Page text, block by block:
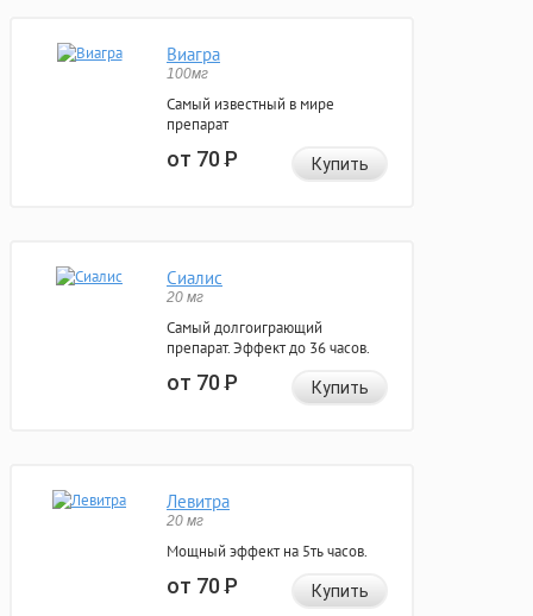
Виагра
100мг
Самый известный в мире
препарат
от 70Р Купить
Сиалис
20 мг
Самый долгоиграющий
препарат. Эффект до 36 часов.
от 70Р Купить
Левитра
20 мг
Мощный эффект на 5ть часов.
от 70Р Купить